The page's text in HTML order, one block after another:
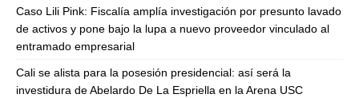
Caso Lili Pink: Fiscalía amplía investigación por presunto lavado
de activos y pone bajo la lupa a nuevo proveedor vinculado al
entramado empresarial
Cali se alista para la posesión presidencial: así será la
investidura de Abelardo De La Espriella en la Arena USC